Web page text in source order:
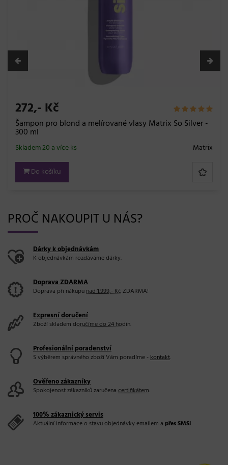
272,- Kč
Šampon pro blond a melírované vlasy Matrix So Silver -
300 ml
Matrix
Skladem 20 a více ks
Do košíku
PROČ NAKOUPIT U NÁS?
Dárky k objednávkám
K objednávkám rozdáváme dárky.
Doprava ZDARMA
Doprava při nákupunad 1.999,- KčZDARMA!
Expresní doručení
Zboží skladem doručíme do 24 hodin.
Profesionální poradenství
S výběrem správného zboží Vám poradíme -kontakt.
Ověřeno zákazníky
Spokojenost zákazníků zaručena certifikátem.
100% zákaznický servis
Aktuální informace o stavu objednávky emailem a přes SMS!